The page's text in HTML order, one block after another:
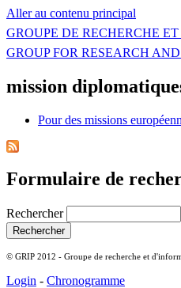
Aller au contenu principal
GROUPE DE RECHERCHE
GROUP FOR RESEARCH
mission
Pour des missions
Formulaire de
Rechercher
© GRIP 2012 - Groupe de recherche et
Login - Chronogramme